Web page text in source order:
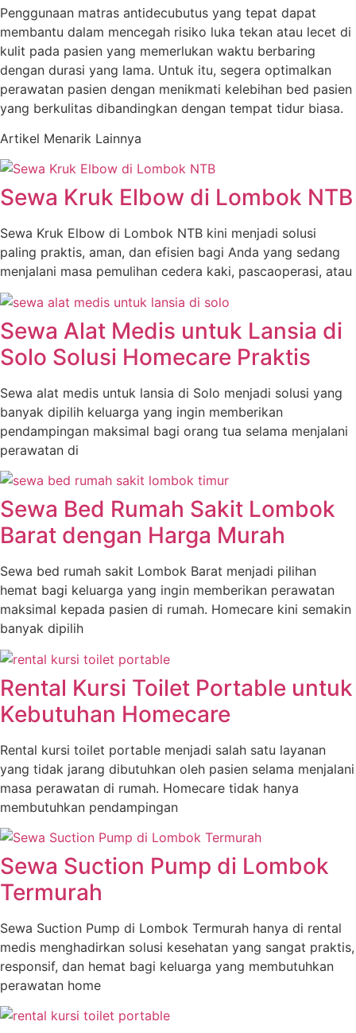
Penggunaan matras antidecubutus yang tepat dapat
membantu dalam mencegah risiko luka tekan atau lecet di
kulit pada pasien yang memerlukan waktu berbaring
dengan durasi yang lama. Untuk itu, segera optimalkan
perawatan pasien dengan menikmati kelebihan bed pasien
yang berkulitas dibandingkan dengan tempat tidur biasa.
Artikel Menarik Lainnya
Sewa Kruk Elbow di Lombok NTB
Sewa Kruk Elbow di Lombok NTB kini menjadi solusi
paling praktis, aman, dan efisien bagi Anda yang sedang
menjalani masa pemulihan cedera kaki, pascaoperasi, atau
Sewa Alat Medis untuk Lansia di
Solo Solusi Homecare Praktis
Sewa alat medis untuk lansia di Solo menjadi solusi yang
banyak dipilih keluarga yang ingin memberikan
pendampingan maksimal bagi orang tua selama menjalani
perawatan di
Sewa Bed Rumah Sakit Lombok
Barat dengan Harga Murah
Sewa bed rumah sakit Lombok Barat menjadi pilihan
hemat bagi keluarga yang ingin memberikan perawatan
maksimal kepada pasien di rumah. Homecare kini semakin
banyak dipilih
Rental Kursi Toilet Portable untuk
Kebutuhan Homecare
Rental kursi toilet portable menjadi salah satu layanan
yang tidak jarang dibutuhkan oleh pasien selama menjalani
masa perawatan di rumah. Homecare tidak hanya
membutuhkan pendampingan
Sewa Suction Pump di Lombok
Termurah
Sewa Suction Pump di Lombok Termurah hanya di rental
medis menghadirkan solusi kesehatan yang sangat praktis,
responsif, dan hemat bagi keluarga yang membutuhkan
perawatan home